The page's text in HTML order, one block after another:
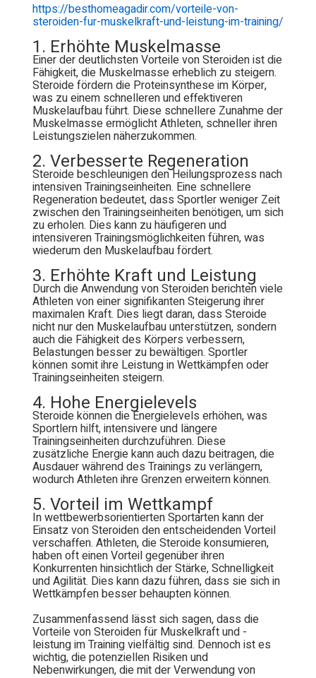
https://besthomeagadir.com/vorteile-von-
steroiden-fur-muskelkraft-und-leistung-im-training/
1. Erhöhte Muskelmasse
Einer der deutlichsten Vorteile von Steroiden ist die
Fähigkeit, die Muskelmasse erheblich zu steigern.
Steroide fördern die Proteinsynthese im Körper,
was zu einem schnelleren und effektiveren
Muskelaufbau führt. Diese schnellere Zunahme der
Muskelmasse ermöglicht Athleten, schneller ihren
Leistungszielen näherzukommen.
2. Verbesserte Regeneration
Steroide beschleunigen den Heilungsprozess nach
intensiven Trainingseinheiten. Eine schnellere
Regeneration bedeutet, dass Sportler weniger Zeit
zwischen den Trainingseinheiten benötigen, um sich
zu erholen. Dies kann zu häufigeren und
intensiveren Trainingsmöglichkeiten führen, was
wiederum den Muskelaufbau fördert.
3. Erhöhte Kraft und Leistung
Durch die Anwendung von Steroiden berichten viele
Athleten von einer signifikanten Steigerung ihrer
maximalen Kraft. Dies liegt daran, dass Steroide
nicht nur den Muskelaufbau unterstützen, sondern
auch die Fähigkeit des Körpers verbessern,
Belastungen besser zu bewältigen. Sportler
können somit ihre Leistung in Wettkämpfen oder
Trainingseinheiten steigern.
4. Hohe Energielevels
Steroide können die Energielevels erhöhen, was
Sportlern hilft, intensivere und längere
Trainingseinheiten durchzuführen. Diese
zusätzliche Energie kann auch dazu beitragen, die
Ausdauer während des Trainings zu verlängern,
wodurch Athleten ihre Grenzen erweitern können.
5. Vorteil im Wettkampf
In wettbewerbsorientierten Sportarten kann der
Einsatz von Steroiden den entscheidenden Vorteil
verschaffen. Athleten, die Steroide konsumieren,
haben oft einen Vorteil gegenüber ihren
Konkurrenten hinsichtlich der Stärke, Schnelligkeit
und Agilität. Dies kann dazu führen, dass sie sich in
Wettkämpfen besser behaupten können.
Zusammenfassend lässt sich sagen, dass die
Vorteile von Steroiden für Muskelkraft und -
leistung im Training vielfältig sind. Dennoch ist es
wichtig, die potenziellen Risiken und
Nebenwirkungen, die mit der Verwendung von